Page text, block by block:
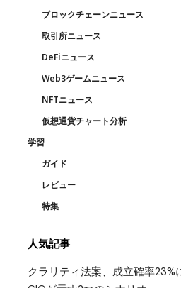
ブロックチェーンニュース
取引所ニュース
DeFiニュース
Web3ゲームニュース
NFTニュース
仮想通貨チャート分析
学習
ガイド
レビュー
特集
人気記事
クラリティ法案、成立確率